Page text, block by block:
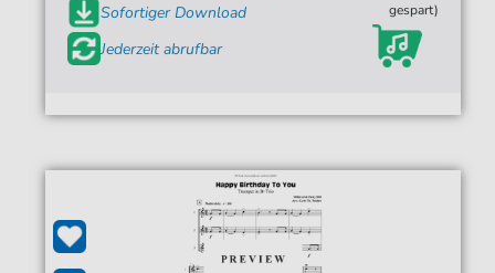
Sofortiger Download
Jederzeit abrufbar
gespart)